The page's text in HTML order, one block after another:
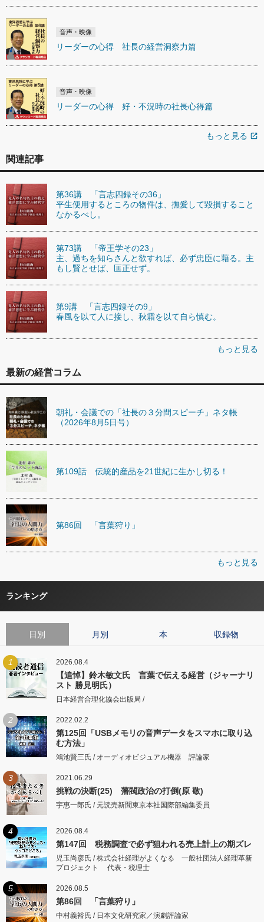
音声・映像
リーダーの心得 社長の経営洞察力篇
音声・映像
リーダーの心得 好・不況時の社長心得篇
もっと見る open_in_new
関連記事
第36講 「言志四録その36」
平生便用するところの物件は、撫愛して毀損すること
なかるべし。
第73講 「帝王学その23」
主、過ちを知らさんと欲すれば、必ず忠臣に藉る。主
もし賢とせば、匡正せず。
第9講 「言志四録その9」
春風を以て人に接し、秋霜を以て自ら慎む。
もっと見る
最新の経営コラム
朝礼・会議での「社長の３分間スピーチ」ネタ帳
（2026年8月5日号）
第109話 伝統的産品を21世紀に生かし切る！
第86回 「言葉狩り」
もっと見る
ランキング
日別 月別 本 収録物
1 2026.08.4
【追悼】鈴木敏文氏 言葉で伝える経営（ジャーナリ
スト 勝見明氏）
日本経営合理化協会出版局 /
2 2022.02.2
第125回「USBメモリの音声データをスマホに取り込
む方法」
鴻池賢三氏 / オーディオビジュアル機器 評論家
3 2021.06.29
挑戦の決断(25) 藩閥政治の打倒(原 敬)
宇惠一郎氏 / 元読売新聞東京本社国際部編集委員
4 2026.08.4
第147回 税務調査で必ず狙われる売上計上の期ズレ
児玉尚彦氏 / 株式会社経理がよくなる 一般社団法人経理革新
プロジェクト 代表・税理士
5 2026.08.5
第86回 「言葉狩り」
中村義裕氏 / 日本文化研究家／演劇評論家